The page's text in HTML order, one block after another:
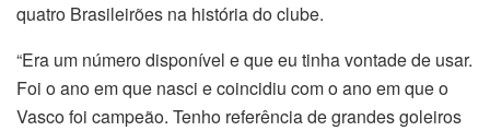
quatro Brasileirões na história do clube.
“Era um número disponível e que eu tinha vontade de usar.
Foi o ano em que nasci e coincidiu com o ano em que o
Vasco foi campeão. Tenho referência de grandes goleiros